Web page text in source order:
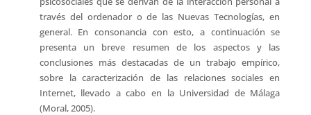
través del ordenador o de las Nuevas Tecnologías, en
general. En consonancia con esto, a continuación se
presenta un breve resumen de los aspectos y las
conclusiones más destacadas de un trabajo empírico,
sobre la caracterización de las relaciones sociales en
Internet, llevado a cabo en la Universidad de Málaga
(Moral, 2005).